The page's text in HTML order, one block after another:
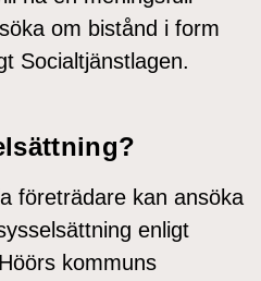
om bistånd i form
Socialtjänstlagen.
företrädare kan ansöka
enligt
kommuns